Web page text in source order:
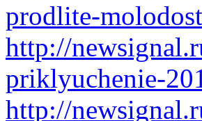
prodlite-
http://
priklyuchenie-
http://